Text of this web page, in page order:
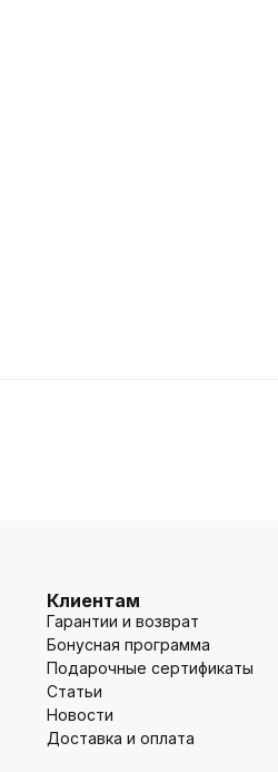
Клиентам
Гарантии и возврат
Бонусная программа
Подарочные сертификаты
Статьи
Новости
Доставка и оплата